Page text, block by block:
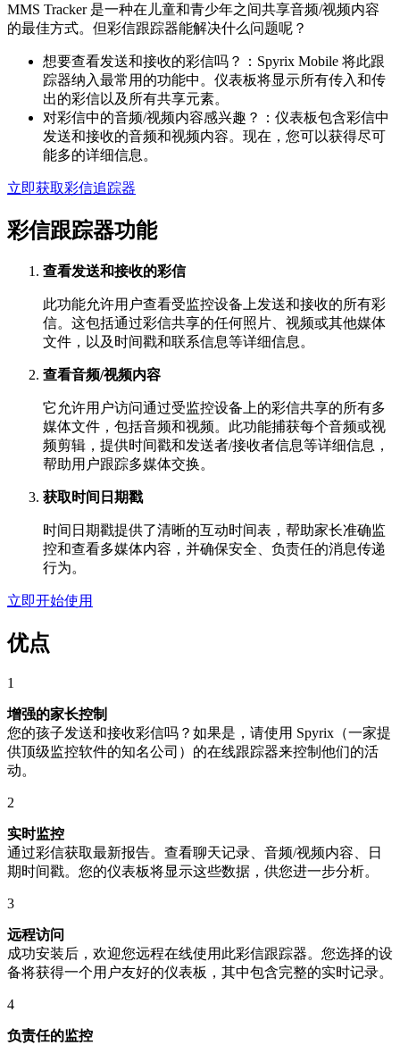
MMS Tracker 是一种在儿童和青少年之间共享音频/视频内容
的最佳方式。但彩信跟踪器能解决什么问题呢？
想要查看发送和接收的彩信吗？：Spyrix Mobile 将此跟
踪器纳入最常用的功能中。仪表板将显示所有传入和传
出的彩信以及所有共享元素。
对彩信中的音频/视频内容感兴趣？：仪表板包含彩信中
发送和接收的音频和视频内容。现在，您可以获得尽可
能多的详细信息。
立即获取彩信追踪器
彩信跟踪器功能
查看发送和接收的彩信
此功能允许用户查看受监控设备上发送和接收的所有彩
信。这包括通过彩信共享的任何照片、视频或其他媒体
文件，以及时间戳和联系信息等详细信息。
查看音频/视频内容
它允许用户访问通过受监控设备上的彩信共享的所有多
媒体文件，包括音频和视频。此功能捕获每个音频或视
频剪辑，提供时间戳和发送者/接收者信息等详细信息，
帮助用户跟踪多媒体交换。
获取时间日期戳
时间日期戳提供了清晰的互动时间表，帮助家长准确监
控和查看多媒体内容，并确保安全、负责任的消息传递
行为。
立即开始使用
优点
1
增强的家长控制
您的孩子发送和接收彩信吗？如果是，请使用 Spyrix（一家提
供顶级监控软件的知名公司）的在线跟踪器来控制他们的活
动。
2
实时监控
通过彩信获取最新报告。查看聊天记录、音频/视频内容、日
期时间戳。您的仪表板将显示这些数据，供您进一步分析。
3
远程访问
成功安装后，欢迎您远程在线使用此彩信跟踪器。您选择的设
备将获得一个用户友好的仪表板，其中包含完整的实时记录。
4
负责任的监控